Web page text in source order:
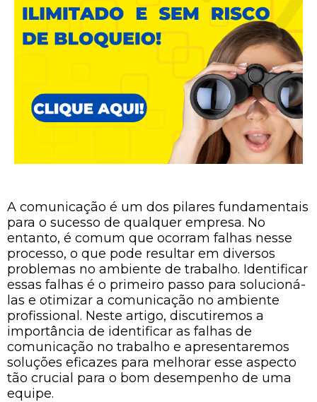
A comunicação é um dos pilares fundamentais
para o sucesso de qualquer empresa. No
entanto, é comum que ocorram falhas nesse
processo, o que pode resultar em diversos
problemas no ambiente de trabalho. Identificar
essas falhas é o primeiro passo para solucioná-
las e otimizar a comunicação no ambiente
profissional. Neste artigo, discutiremos a
importância de identificar as falhas de
comunicação no trabalho e apresentaremos
soluções eficazes para melhorar esse aspecto
tão crucial para o bom desempenho de uma
equipe.